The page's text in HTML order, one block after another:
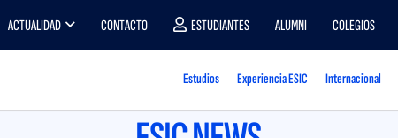
ACTUALIDAD CONTACTO ESTUDIANTES ALUMNI COLEGIOS
Estudios Experiencia ESIC Internacional